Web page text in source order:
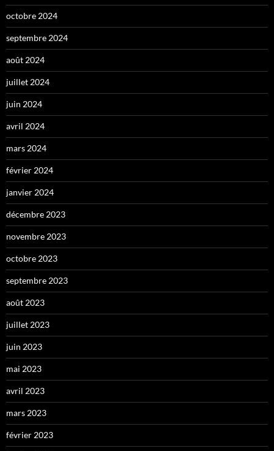
octobre 2024
septembre 2024
août 2024
juillet 2024
juin 2024
avril 2024
mars 2024
février 2024
janvier 2024
décembre 2023
novembre 2023
octobre 2023
septembre 2023
août 2023
juillet 2023
juin 2023
mai 2023
avril 2023
mars 2023
février 2023